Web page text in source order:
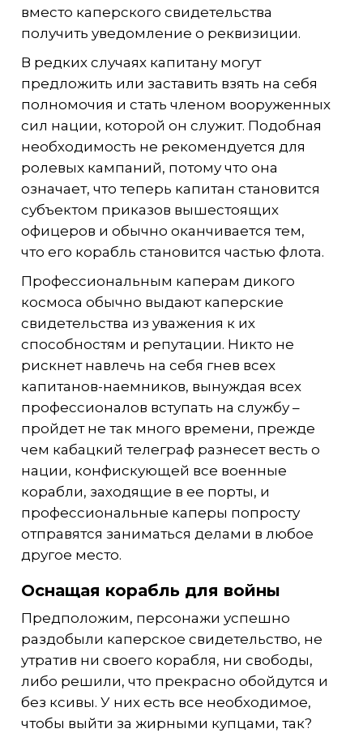
вместо каперского свидетельства
получить уведомление о реквизиции.
В редких случаях капитану могут
предложить или заставить взять на себя
полномочия и стать членом вооруженных
сил нации, которой он служит. Подобная
необходимость не рекомендуется для
ролевых кампаний, потому что она
означает, что теперь капитан становится
субъектом приказов вышестоящих
офицеров и обычно оканчивается тем,
что его корабль становится частью флота.
Профессиональным каперам дикого
космоса обычно выдают каперские
свидетельства из уважения к их
способностям и репутации. Никто не
рискнет навлечь на себя гнев всех
капитанов-наемников, вынуждая всех
профессионалов вступать на службу –
пройдет не так много времени, прежде
чем кабацкий телеграф разнесет весть о
нации, конфискующей все военные
корабли, заходящие в ее порты, и
профессиональные каперы попросту
отправятся заниматься делами в любое
другое место.
Оснащая корабль для войны
Предположим, персонажи успешно
раздобыли каперское свидетельство, не
утратив ни своего корабля, ни свободы,
либо решили, что прекрасно обойдутся и
без ксивы. У них есть все необходимое,
чтобы выйти за жирными купцами, так?